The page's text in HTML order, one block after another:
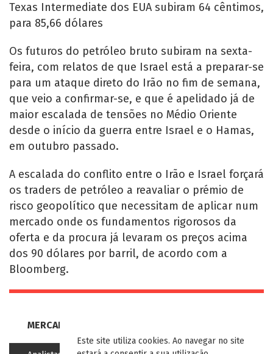
Este site utiliza cookies. Ao navegar no site
Texas Intermediate dos EUA subiram 64 cêntimos,
para 85,66 dólares
Os futuros do petróleo bruto subiram na sexta-
feira, com relatos de que Israel está a preparar-se
para um ataque direto do Irão no fim de semana,
que veio a confirmar-se, e que é apelidado já de
maior escalada de tensões no Médio Oriente
desde o início da guerra entre Israel e o Hamas,
em outubro passado.
A escalada do conflito entre o Irão e Israel forçará
os traders de petróleo a reavaliar o prémio de
risco geopolítico que necessitam de aplicar num
mercado onde os fundamentos rigorosos da
oferta e da procura já levaram os preços acima
dos 90 dólares por barril, de acordo com a
Bloomberg.
MERCADOS